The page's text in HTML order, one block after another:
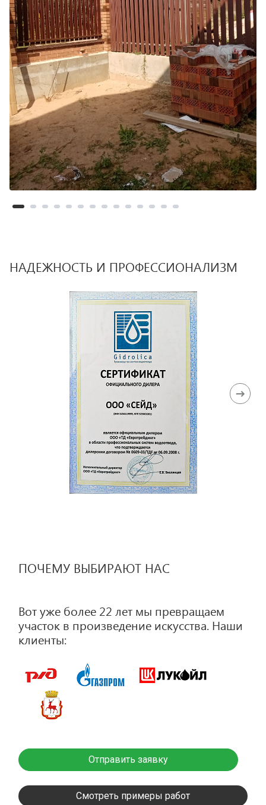
НАДЕЖНОСТЬ И ПРОФЕССИОНАЛИЗМ
ПОЧЕМУ ВЫБИРАЮТ НАС
Вот уже более 22 лет мы превращаем
участок в произведение искусства. Наши
клиенты:
Отправить заявку
Смотреть примеры работ